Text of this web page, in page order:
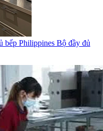
bếp Philippines Bộ đầy đủ